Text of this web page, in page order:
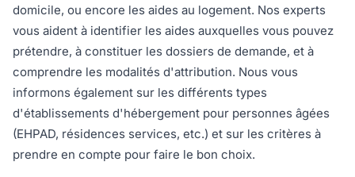
domicile, ou encore les aides au logement. Nos experts
vous aident à identifier les aides auxquelles vous pouvez
prétendre, à constituer les dossiers de demande, et à
comprendre les modalités d'attribution. Nous vous
informons également sur les différents types
d'établissements d'hébergement pour personnes âgées
(EHPAD, résidences services, etc.) et sur les critères à
prendre en compte pour faire le bon choix.